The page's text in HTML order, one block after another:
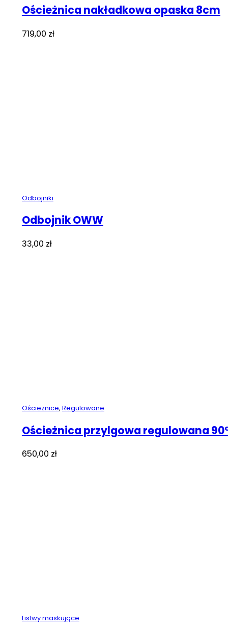
Ościeżnica nakładkowa opaska 8cm
719,00 zł
Odbojniki
Odbojnik OWW
33,00 zł
Ościeżnice, Regulowane
Ościeżnica przylgowa regulowana
650,00 zł
Listwy maskujące